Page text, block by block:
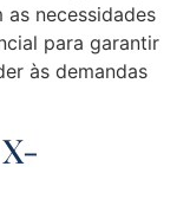
necessidades
para garantir
às demandas